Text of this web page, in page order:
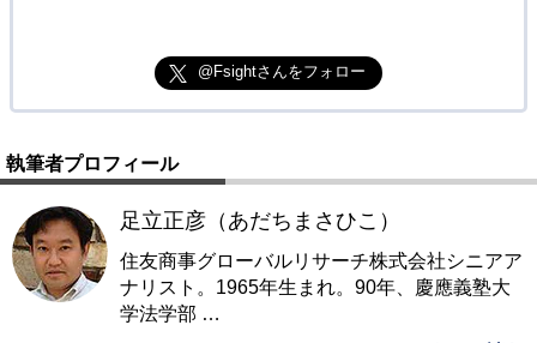
@Fsightさんをフォロー
執筆者プロフィール
足立正彦（あだちまさひこ）
住友商事グローバルリサーチ株式会社シニアア
ナリスト。1965年生まれ。90年、慶應義塾大
学法学部 …